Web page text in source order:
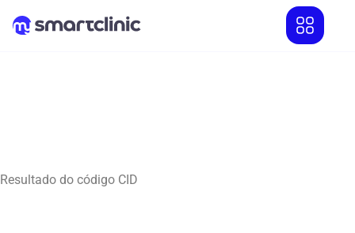
Resultado do código CID